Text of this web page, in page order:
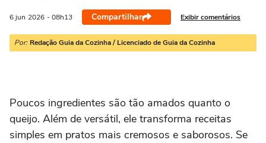
6 jun 2026 - 08h13 Compartilhar Exibir comentários
Por: Redação Guia da Cozinha / Licenciado de Guia da Cozinha
Poucos ingredientes são tão amados quanto o
queijo. Além de versátil, ele transforma receitas
simples em pratos mais cremosos e saborosos. Se